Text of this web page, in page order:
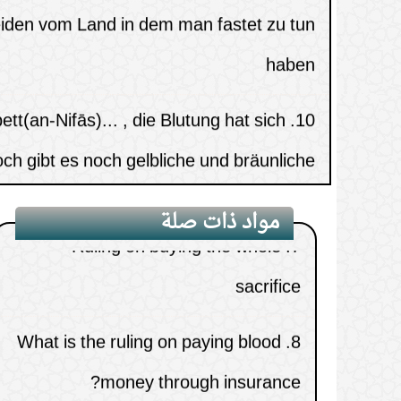
10.
Nifās)... , die Blutung hat sich
Was ist das Urteil darüber?
11.
entsprechend der
Annahme(ghalabat adh-Dhann)
12.
von Zakāt al-Fiṭr in einem
anderen Land
13.
von Fadj Wasser getrunken,
مواد ذات صلة
company
parlour.
7.
Ruling on buying the whole
sacrifice
8.
What is the ruling on paying blood
money through insurance?
9.
The issue of a delayed sale